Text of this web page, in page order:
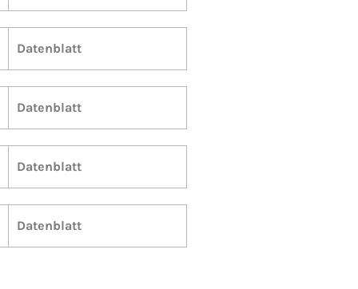
Datenblatt
Datenblatt
Datenblatt
Datenblatt